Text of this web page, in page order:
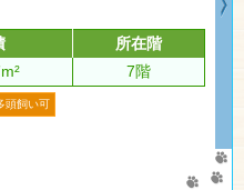
所在階
7階
頭飼い可